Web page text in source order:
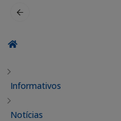
Informativos
Notícias